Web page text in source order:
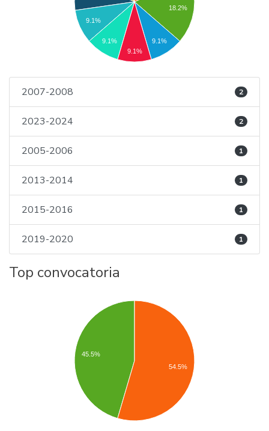
18.2%
9.1%
9.1%
9.1%
9.1%
2007-2008 2
2023-2024 2
2005-2006 1
2013-2014 1
2015-2016 1
2019-2020 1
Top convocatoria
45.5%
54.5%